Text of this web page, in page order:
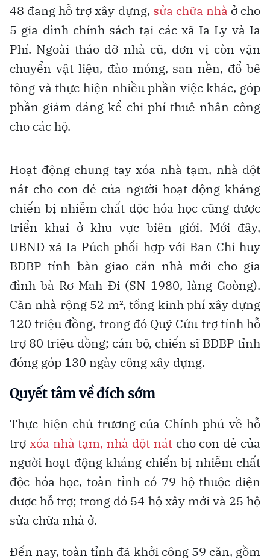
48 đang hỗ trợ xây dựng, sửa chữa nhà ở cho
5 gia đình chính sách tại các xã Ia Ly và Ia
Phí. Ngoài tháo dỡ nhà cũ, đơn vị còn vận
chuyển vật liệu, đào móng, san nền, đổ bê
tông và thực hiện nhiều phần việc khác, góp
phần giảm đáng kể chi phí thuê nhân công
cho các hộ.
Hoạt động chung tay xóa nhà tạm, nhà dột
nát cho con đẻ của người hoạt động kháng
chiến bị nhiễm chất độc hóa học cũng được
triển khai ở khu vực biên giới. Mới đây,
UBND xã Ia Púch phối hợp với Ban Chỉ huy
BĐBP tỉnh bàn giao căn nhà mới cho gia
đình bà Rơ Mah Đi (SN 1980, làng Goòng).
Căn nhà rộng 52 m², tổng kinh phí xây dựng
120 triệu đồng, trong đó Quỹ Cứu trợ tỉnh hỗ
trợ 80 triệu đồng; cán bộ, chiến sĩ BĐBP tỉnh
đóng góp 130 ngày công xây dựng.
Quyết tâm về đích sớm
Thực hiện chủ trương của Chính phủ về hỗ
trợ xóa nhà tạm, nhà dột nátcho con đẻ của
người hoạt động kháng chiến bị nhiễm chất
độc hóa học, toàn tỉnh có 79 hộ thuộc diện
được hỗ trợ; trong đó 54 hộ xây mới và 25 hộ
sửa chữa nhà ở.
Đến nay, toàn tỉnh đã khởi công 59 căn, gồm